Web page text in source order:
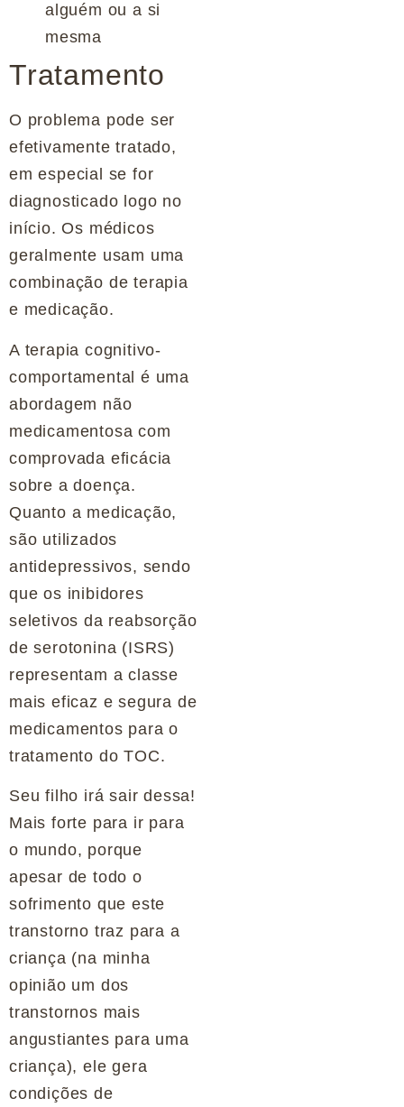
alguém ou a si
mesma
Tratamento
O problema pode ser
efetivamente tratado,
em especial se for
diagnosticado logo no
início. Os médicos
geralmente usam uma
combinação de terapia
e medicação.
A terapia cognitivo-
comportamental é uma
abordagem não
medicamentosa com
comprovada eficácia
sobre a doença.
Quanto a medicação,
são utilizados
antidepressivos, sendo
que os inibidores
seletivos da reabsorção
de serotonina (ISRS)
representam a classe
mais eficaz e segura de
medicamentos para o
tratamento do TOC.
Seu filho irá sair dessa!
Mais forte para ir para
o mundo, porque
apesar de todo o
sofrimento que este
transtorno traz para a
criança (na minha
opinião um dos
transtornos mais
angustiantes para uma
criança), ele gera
condições de